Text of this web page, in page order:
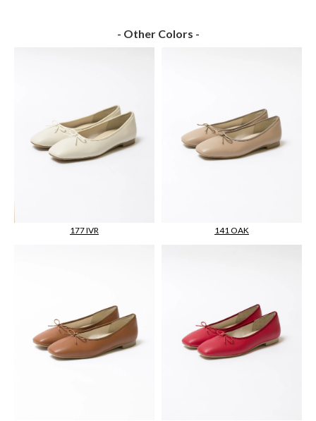
- Other Colors -
177 IVR 141 OAK